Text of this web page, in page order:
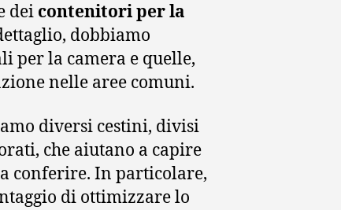
dei contenitori per la
dobbiamo
per la camera e quelle,
nelle aree comuni.
diversi cestini, divisi
che aiutano a capire
conferire. In particolare,
di ottimizzare lo